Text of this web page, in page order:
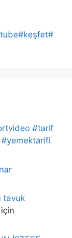
#tarif
#yemektarifi
tavuk
için